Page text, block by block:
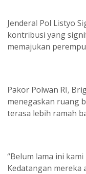
Jenderal Pol Listyo
kontribusi yang
memajukan
Pakor Polwan RI,
menegaskan ruang
terasa lebih ramah
“Belum lama ini
Kedatangan mereka